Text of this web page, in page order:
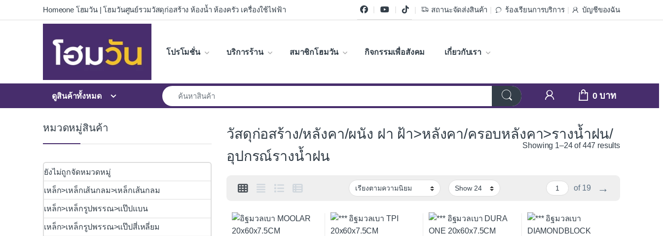
Skip to navigation
Skip to contentHomeone โฮมวัน | โฮมวันศูนย์รวมวัสดุก่อสร้าง ห้องน้ำ ห้องครัว เครื่องใช้ไฟฟ้า สถานะจัดส่งสินค้า ร้องเรียนการบริการ บัญชีของฉัน
โปรโมชั่น บริการร้าน สมาชิกโฮมวัน กิจกรรมเพื่อสังคม เกี่ยวกับเรา
ดูสินค้าทั้งหมด 0
วัสดุก่อสร้าง/หลังคา/ผนัง ฝา ฝ้า>หลังคา/ครอบหลังคา>รางน้ำฝน/
อุปกรณ์รางน้ำฝน
Showing 1–24 of 447 resultsSorted by
of 19 →
หมวดหมู่สินค้า
ยังไม่ถูกจัดหมวดหมู่
เหล็ก>เหล็กเส้นกลม>เหล็กเส้นกลม
เหล็ก>เหล็กรูปพรรณ>แป๊ปแบน
เหล็ก>เหล็กรูปพรรณ>แป๊ปสี่เหลี่ยม